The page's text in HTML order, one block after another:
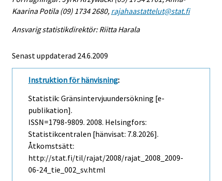
Kaarina Potila (09) 1734 2680, rajahaastattelut@stat.fi
Ansvarig statistikdirektör: Riitta Harala
Senast uppdaterad 24.6.2009
Instruktion för hänvisning:
Statistik: Gränsintervjuundersökning [e-
publikation].
ISSN=1798-9809. 2008. Helsingfors:
Statistikcentralen [hänvisat: 7.8.2026].
Åtkomstsätt:
http://stat.fi/til/rajat/2008/rajat_2008_2009-
06-24_tie_002_sv.html